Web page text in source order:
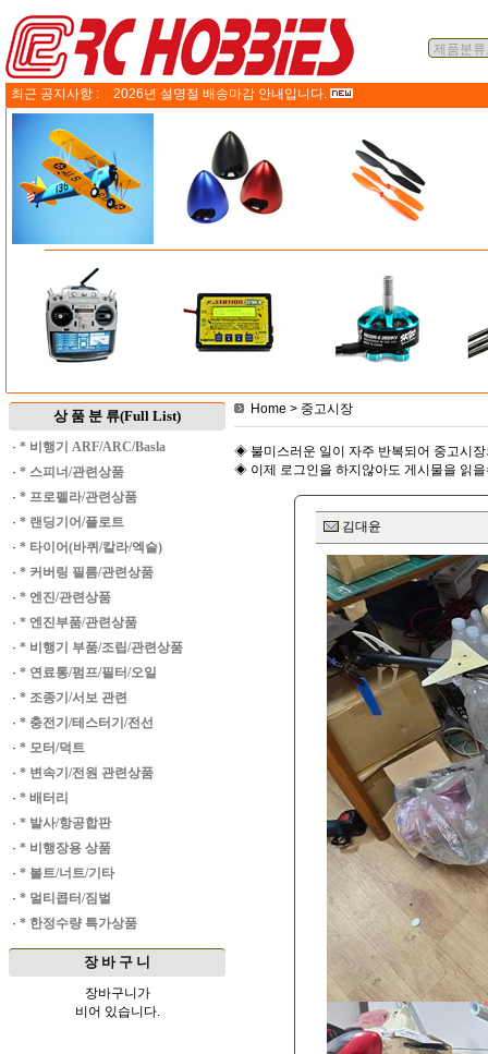
최근 공지사항 : 2026년 설명절 배송마감 안내입니다.
상 품 분 류(Full List)
· * 비행기 ARF/ARC/Basla
· * 스피너/관련상품
· * 프로펠라/관련상품
· * 랜딩기어/플로트
· * 타이어(바퀴/칼라/엑슬)
· * 커버링 필름/관련상품
· * 엔진/관련상품
· * 엔진부품/관련상품
· * 비행기 부품/조립/관련상품
· * 연료통/펌프/필터/오일
· * 조종기/서보 관련
· * 충전기/테스터기/전선
· * 모터/덕트
· * 변속기/전원 관련상품
· * 배터리
· * 발사/항공합판
· * 비행장용 상품
· * 볼트/너트/기타
· * 멀티콥터/짐벌
· * 한정수량 특가상품
장 바 구 니
장바구니가
비어 있습니다.
Home > 중고시장
◈ 불미스러운 일이 자주 반복되어 중고시
◈ 이제 로그인을 하지않아도 게시물을 읽
김대윤